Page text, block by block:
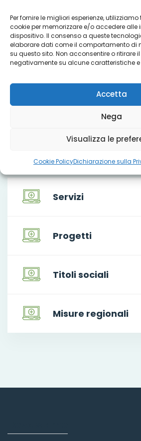
Per fornire le migliori esperienze,
cookie per memorizzare e/o accedere alle
dispositivo. Il consenso a queste
elaborare dati come il comportamento di
su questo sito. Non acconsentire o ritirare
negativamente su alcune caratteristiche e
Accetta
Nega
Visualizza le
Cookie PolicyDichiarazione sulla
Cerca
Che cosa
Servizi
Progetti
Titoli sociali
Misure regionali